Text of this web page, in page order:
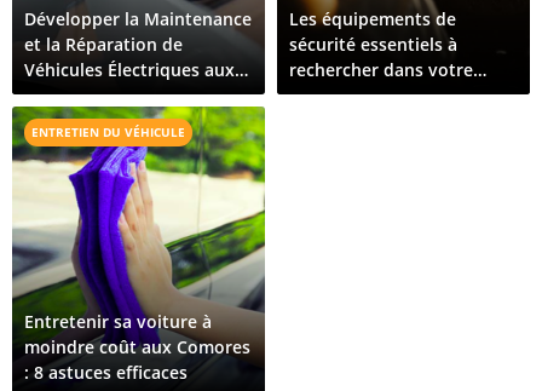
Développer la Maintenance
et la Réparation de
Véhicules Électriques aux
Comores : Ce Qu'il Faut
Pour Croître
Les équipements de
sécurité essentiels à
rechercher dans votre
prochain véhicule
ENTRETIEN DU VÉHICULE
Entretenir sa voiture à
moindre coût aux Comores
: 8 astuces efficaces